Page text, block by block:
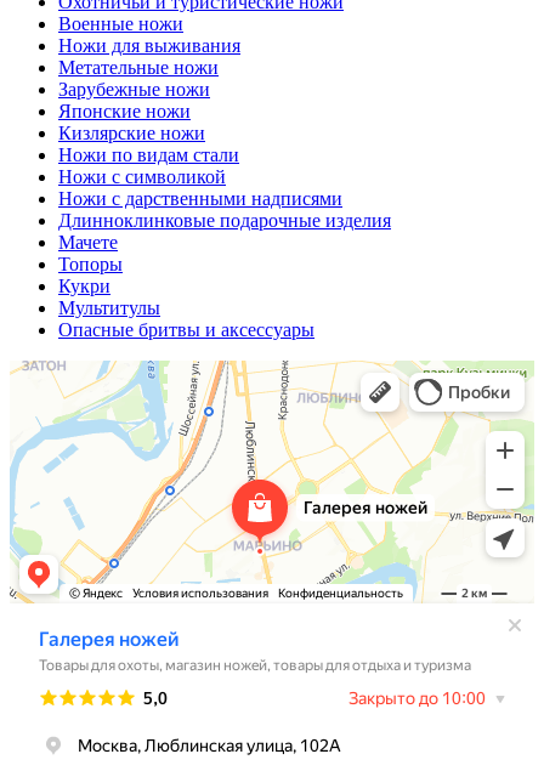
Военные ножи
Ножи для выживания
Метательные ножи
Зарубежные ножи
Японские ножи
Кизлярские ножи
Ножи по видам стали
Ножи с символикой
Ножи с дарственными надписями
Длинноклинковые подарочные изделия
Мачете
Топоры
Кукри
Мультитулы
Опасные бритвы и аксессуары